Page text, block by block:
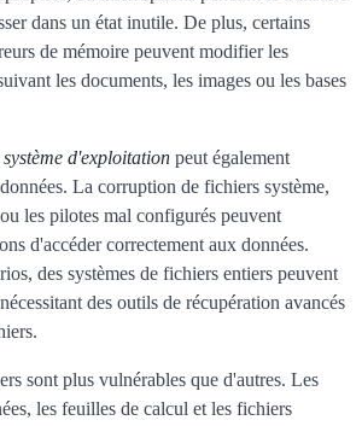
dans un état inutile. De plus, certains
de mémoire peuvent modifier les
les documents, les images ou les bases
d'exploitation peut également
La corruption de fichiers système,
les pilotes mal configurés peuvent
d'accéder correctement aux données.
des systèmes de fichiers entiers peuvent
des outils de récupération avancés
sont plus vulnérables que d'autres. Les
les feuilles de calcul et les fichiers